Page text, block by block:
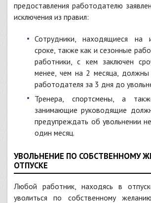
предоставления работодателю
исключения из правил:
сотрудники, находящиеся на испытательном
сроке, также как и сезонные
работники, с кем заключен
менее, чем на 2 месяца, должны
работодателя за 3 дня до
тренера, спортсмены, а также работники,
занимающие руководящие
предупреждать об увольнении
один месяц.
УВОЛЬНЕНИЕ ПО СОБСТВЕННОМУ
ОТПУСКЕ
Любой работник, находясь в
уволиться по собственному